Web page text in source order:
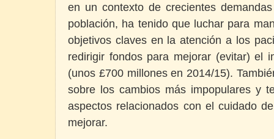
en un contexto de crecientes
población, ha tenido que luchar para
objetivos claves en la atención a los
redirigir fondos para mejorar (evitar) el
(unos £700 millones en 2014/15).
sobre los cambios más impopulares y
aspectos relacionados con el cuidado
mejorar.